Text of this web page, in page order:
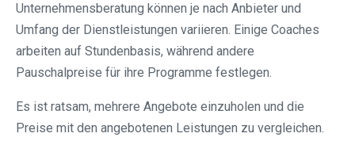
Unternehmensberatung können je nach Anbieter und
Umfang der Dienstleistungen variieren. Einige Coaches
arbeiten auf Stundenbasis, während andere
Pauschalpreise für ihre Programme festlegen.
Es ist ratsam, mehrere Angebote einzuholen und die
Preise mit den angebotenen Leistungen zu vergleichen.